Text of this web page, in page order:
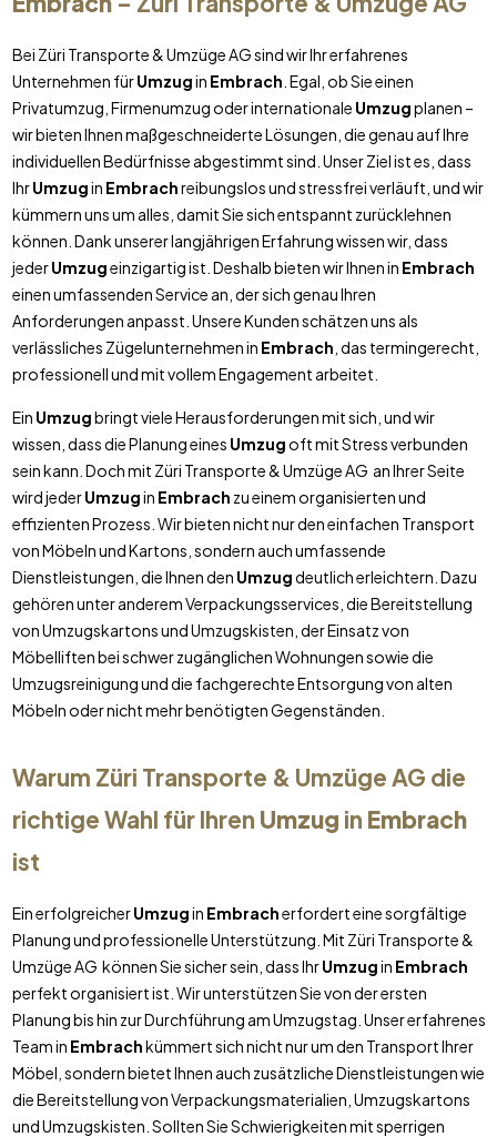
Bei Züri Transporte & Umzüge AG sind wir Ihr erfahrenes
Unternehmen fürUmzugin Embrach . Egal, ob Sie einen
Privatumzug, Firmenumzug oder internationale Umzugplanen –
wir bieten Ihnen maßgeschneiderte Lösungen, die genau auf Ihre
individuellen Bedürfnisse abgestimmt sind. Unser Ziel ist es, dass
IhrUmzugin Embrachreibungslos und stressfrei verläuft, und wir
kümmern uns um alles, damit Sie sich entspannt zurücklehnen
können. Dank unserer langjährigen Erfahrung wissen wir, dass
jederUmzugeinzigartig ist. Deshalb bieten wir Ihnen in Embrach
einen umfassenden Service an, der sich genau Ihren
Anforderungen anpasst. Unsere Kunden schätzen uns als
verlässliches Zügelunternehmen in Embrach , das termingerecht,
professionell und mit vollem Engagement arbeitet.
Ein Umzugbringt viele Herausforderungen mit sich, und wir
wissen, dass die Planung eines Umzugoft mit Stress verbunden
sein kann. Doch mit Züri Transporte & Umzüge AG an Ihrer Seite
wird jederUmzugin Embrach zu einem organisierten und
effizienten Prozess. Wir bieten nicht nur den einfachen Transport
von Möbeln und Kartons, sondern auch umfassende
Dienstleistungen, die Ihnen den Umzugdeutlich erleichtern. Dazu
gehören unter anderem Verpackungsservices, die Bereitstellung
von Umzugskartons und Umzugskisten, der Einsatz von
Möbelliften bei schwer zugänglichen Wohnungen sowie die
Umzugsreinigung und die fachgerechte Entsorgung von alten
Möbeln oder nicht mehr benötigten Gegenständen.
Warum Züri Transporte & Umzüge AG die
richtige Wahl für Ihren Umzug in Embrach
ist
Ein erfolgreicherUmzugin Embracherfordert eine sorgfältige
Planung und professionelle Unterstützung. Mit Züri Transporte &
Umzüge AG können Sie sicher sein, dass IhrUmzugin Embrach
perfekt organisiert ist. Wir unterstützen Sie von der ersten
Planung bis hin zur Durchführung am Umzugstag. Unser erfahrenes
Team in Embrachkümmert sich nicht nur um den Transport Ihrer
Möbel, sondern bietet Ihnen auch zusätzliche Dienstleistungen wie
die Bereitstellung von Verpackungsmaterialien, Umzugskartons
und Umzugskisten. Sollten Sie Schwierigkeiten mit sperrigen